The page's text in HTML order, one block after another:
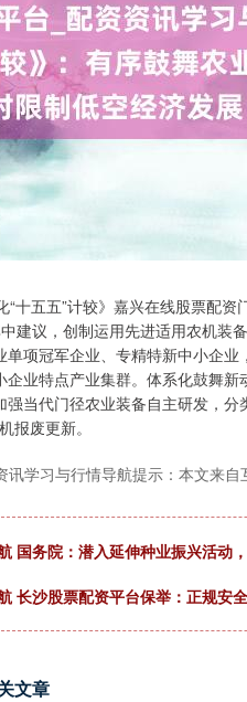
五五”计较》嘉兴在线股票配资
建议，创制运用先进适用农机装
项冠军企业、专精特新中小企
业特点产业集群。体系化鼓舞新
当代门径农业装备自主研发，分
报废更新。
学习与行情导航提示：本文来自
国务院：潜入延伸种业振兴活动
长沙股票配资平台保举：正规安
文章